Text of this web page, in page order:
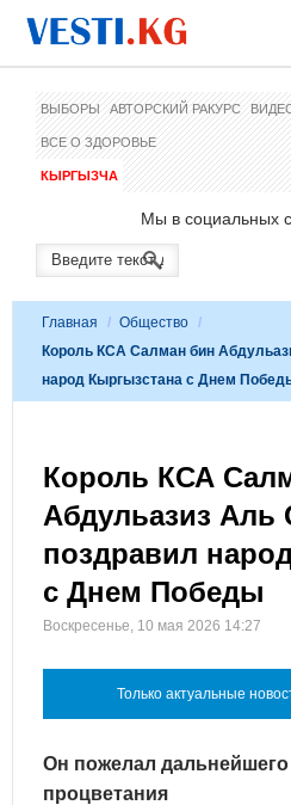
ВЫБОРЫ АВТОРСКИЙ РАКУРС
ВСЕ О ЗДОРОВЬЕ
КЫРГЫЗЧА
Мы в социальных
Главная / Общество /
Король КСА Салман бин
народ Кыргызстана с Днем
Король КСА
Абдульазиз Аль
поздравил
с Днем Победы
Воскресенье, 10 мая 2026 14:27
Только актуальные
Он пожелал дальнейшего
процветания